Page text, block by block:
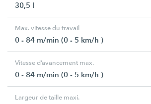
30,5 l
Max. vitesse du travail
0 - 84 m/min (0 - 5 km/h )
Vitesse d’avancement max.
0 - 84 m/min (0 - 5 km/h )
Largeur de taille maxi.